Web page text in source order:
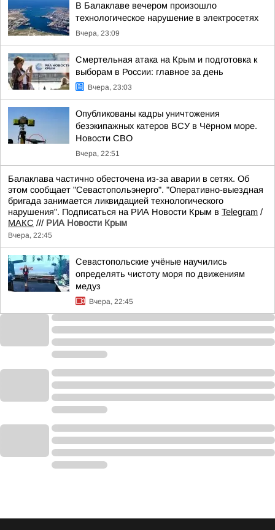
В Балаклаве вечером произошло
технологическое нарушение в электросетях
Вчера, 23:09
Смертельная атака на Крым и подготовка к
выборам в России: главное за день
Вчера, 23:03
Опубликованы кадры уничтожения
безэкипажных катеров ВСУ в Чёрном море.
Новости СВО
Вчера, 22:51
Балаклава частично обесточена из-за аварии в сетях. Об
этом сообщает "Севастопольэнерго". "Оперативно-выездная
бригада занимается ликвидацией технологического
нарушения". Подписаться на РИА Новости Крым в Telegram /
МАКС /// РИА Новости Крым
Вчера, 22:45
Севастопольские учёные научились
определять чистоту моря по движениям
медуз
Вчера, 22:45